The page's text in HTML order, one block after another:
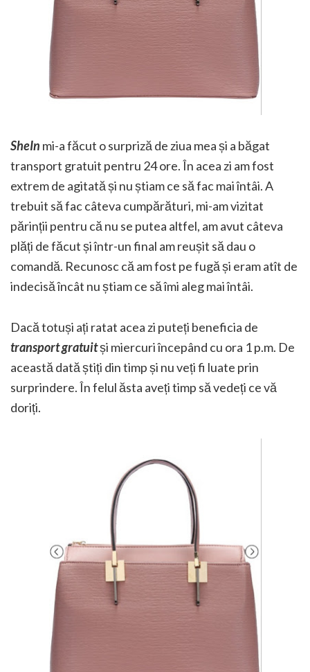
SheIn mi-a făcut o surpriză de ziua mea și a băgat
transport gratuit pentru 24 ore. În acea zi am fost
extrem de agitată și nu știam ce să fac mai întâi. A
trebuit să fac câteva cumpărături, mi-am vizitat
părinții pentru că nu se putea altfel, am avut câteva
plăți de făcut și într-un final am reușit să dau o
comandă. Recunosc că am fost pe fugă și eram atît de
indecisă încât nu știam ce să îmi aleg mai întâi.
Dacă totuși ați ratat acea zi puteți beneficia de
transport gratuitși miercuri începând cu ora 1 p.m. De
această dată știți din timp și nu veți fi luate prin
surprindere. În felul ăsta aveți timp să vedeți ce vă
doriți.